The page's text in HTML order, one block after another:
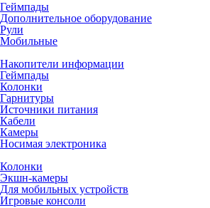
Геймпады
Дополнительное оборудование
Рули
Мобильные
Накопители информации
Геймпады
Колонки
Гарнитуры
Источники питания
Кабели
Камеры
Носимая электроника
Колонки
Экшн-камеры
Для мобильных устройств
Игровые консоли